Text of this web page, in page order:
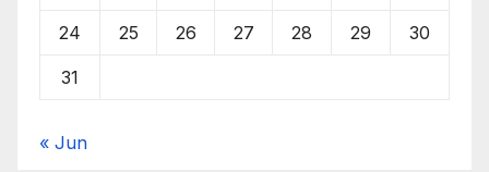
24 25 26 27 28 29 30
31
« Jun